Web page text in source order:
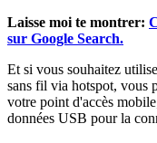
Laisse moi te montrer:
sur Google Search.
Et si vous souhaitez
sans fil via hotspot, vous
votre point d'accès
données USB pour la